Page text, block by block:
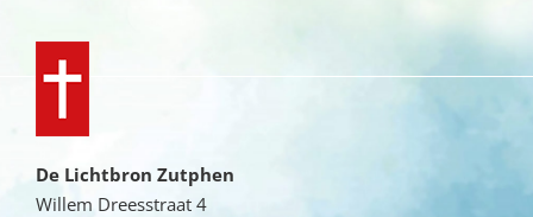
De Lichtbron Zutphen
Willem Dreesstraat 4